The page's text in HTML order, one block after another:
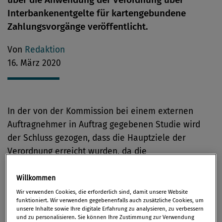
Interbankenentgelte für kartengebundene
Zahlungsvorgänge veröffentlicht.
Von Redaktion
16. März 2020
In der von der Kommission bei einem externen
Auftragnehmer in Auftrag gegebenen Studie wird
der Schluss gezogen, dass die Hauptziele der
Verordnung erreicht wurden, da die
Verbraucherkarten zwischen 2015 und 2017 um 35 %
(d. h. rund 2,6 Mrd. EUR pro Jahr) gesunken sind.
Dieser Rückgang hat zu niedrigeren Gebühren für
die Einzelhändler sowie – über niedrigere
Willkommen
Wir verwenden Cookies, die erforderlich sind, damit unsere Website
funktioniert. Wir verwenden gegebenenfalls auch zusätzliche Cookies, um
unsere Inhalte sowie Ihre digitale Erfahrung zu analysieren, zu verbessern
und zu personalisieren. Sie können Ihre Zustimmung zur Verwendung